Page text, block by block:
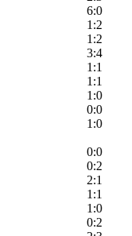
6:0
1:2
1:2
3:4
1:1
1:1
1:0
0:0
1:0
0:0
0:2
2:1
1:1
1:0
0:2